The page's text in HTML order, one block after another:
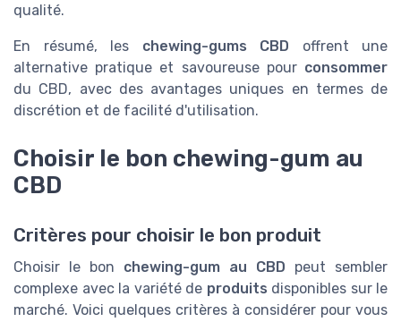
qualité.
En résumé, les chewing-gums CBD offrent une
alternative pratique et savoureuse pour consommer
du CBD, avec des avantages uniques en termes de
discrétion et de facilité d'utilisation.
Choisir le bon chewing-gum au
CBD
Critères pour choisir le bon produit
Choisir le bon chewing-gum au CBD peut sembler
complexe avec la variété de produits disponibles sur le
marché. Voici quelques critères à considérer pour vous